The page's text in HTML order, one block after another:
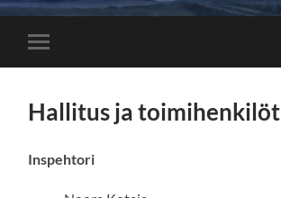
Toggle
mobile
Hallitus ja toimihenkilöt
Inspehtori